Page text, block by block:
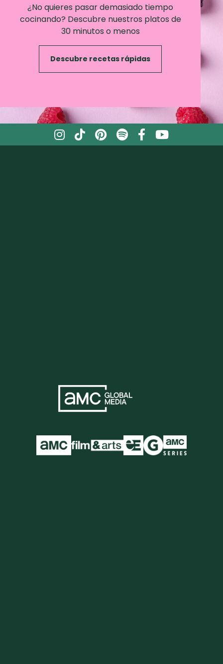
¿No quieres pasar demasiado tiempo
cocinando? Descubre nuestros platos de
30 minutos o menos
Descubre recetas rápidas